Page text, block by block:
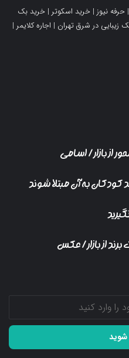
| حرفه نیوز | خرید اسکوتر | خرید بک
زیبایی در شرق تهران | اجاره کلایمر |
به آن مبتلا شوند
از بازار/ عکس